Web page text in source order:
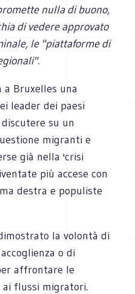
nulla di buono,
di vedere approvato
le "piattaforme di
Bruxelles una
leader dei paesi
su un
migranti e
già nella 'crisi
più accese con
destra e populiste
la volontà di
o di
affrontare le
ai flussi migratori.